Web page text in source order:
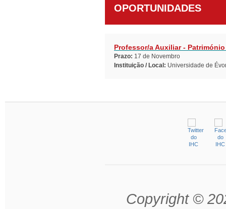
OPORTUNIDADES
Professor/a Auxiliar -
Prazo: 17 de Novembro
Instituição / Local: Universidade de
Copyright ©